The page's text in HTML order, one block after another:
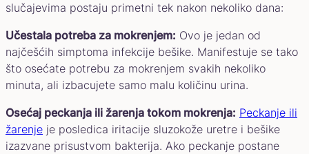
slučajevima postaju primetni tek nakon nekoliko dana:
Učestala potreba za mokrenjem: Ovo je jedan od
najčešćih simptoma infekcije bešike. Manifestuje se tako
što osećate potrebu za mokrenjem svakih nekoliko
minuta, ali izbacujete samo malu količinu urina.
Osećaj peckanja ili žarenja tokom mokrenja: Peckanje ili
žarenje je posledica iritacije sluzokože uretre i bešike
izazvane prisustvom bakterija. Ako peckanje postane